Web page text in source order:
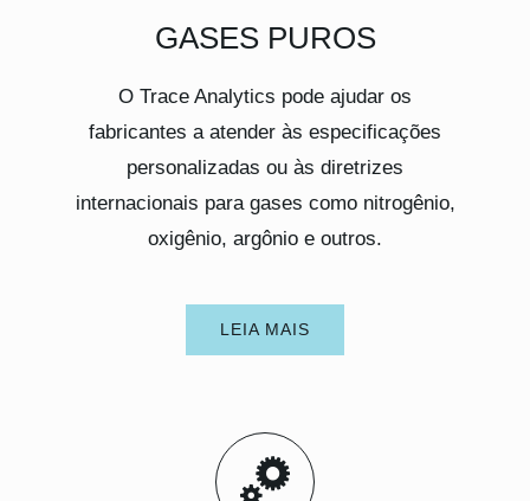
GASES PUROS
O Trace Analytics pode ajudar os
fabricantes a atender às especificações
personalizadas ou às diretrizes
internacionais para gases como nitrogênio,
oxigênio, argônio e outros.
LEIA MAIS